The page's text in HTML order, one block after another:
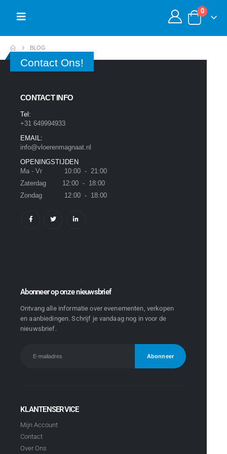
0
BLOG
Contact Ons!
CONTACT INFO
Tel:
+31 649994933
EMAIL:
info@vloerenmagnaat.nl
OPENINGSTIJDEN
Ma - Vr 10:00 - 21:00
Zaterdag 12:00 - 18:00
Zondag 12:00 - 18:00
Abonneer op onze nieuwsbrief
Ontvang alle informatie over evenementen, verkopen
en aanbiedingen. Schrijf je vandaag nog in voor de
nieuwsbrief.
KLANTENSERVICE
Mijn Account
Contact
Over Ons